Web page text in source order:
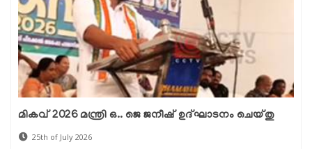
മികവ് 2026 മന്ത്രി ഒ.. ജെ ജനീഷ് ഉദ്ഘാടനം ചെയ്തു
25th of July 2026